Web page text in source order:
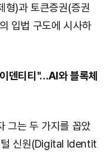
형)과 토큰증권(증권
입법 구도에 시사하
덴티티"…AI와 블록체
그는 두 가지를 꼽았
털 신원(Digital Identit